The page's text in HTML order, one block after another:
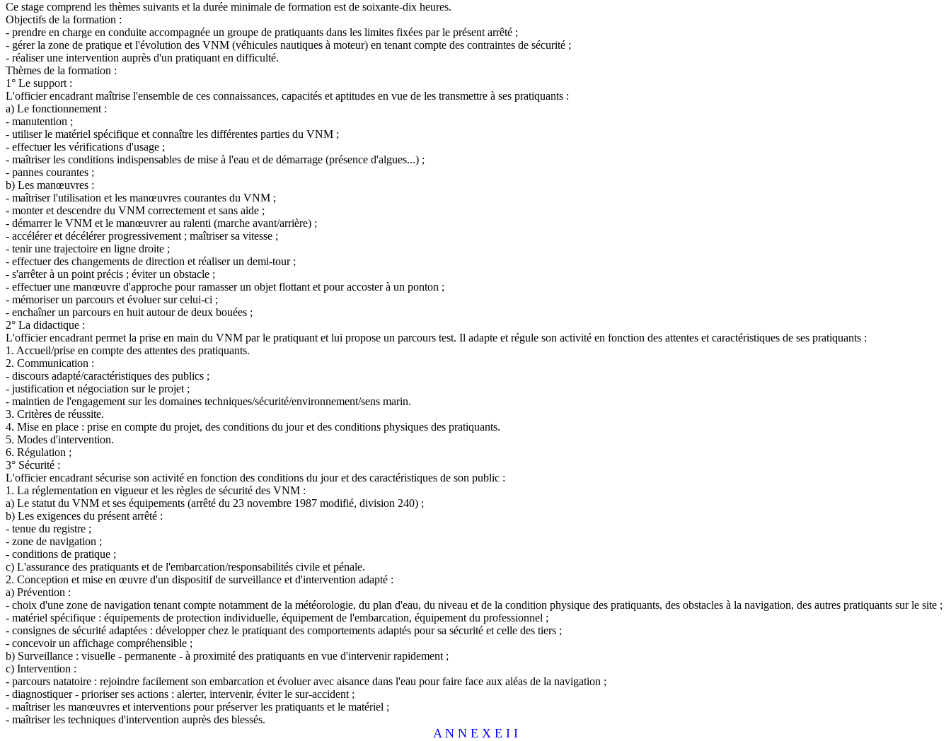
Ce stage comprend les thèmes suivants et la durée minimale de formation est de soixante-dix heures.
Objectifs de la formation :
- prendre en charge en conduite accompagnée un groupe de pratiquants dans les limites fixées par le présent arrêté ;
- gérer la zone de pratique et l'évolution des VNM (véhicules nautiques à moteur) en tenant compte des contraintes de sécurité ;
- réaliser une intervention auprès d'un pratiquant en difficulté.
Thèmes de la formation :
1° Le support :
L'officier encadrant maîtrise l'ensemble de ces connaissances, capacités et aptitudes en vue de les transmettre à ses pratiquants :
a) Le fonctionnement :
- manutention ;
- utiliser le matériel spécifique et connaître les différentes parties du VNM ;
- effectuer les vérifications d'usage ;
- maîtriser les conditions indispensables de mise à l'eau et de démarrage (présence d'algues...) ;
- pannes courantes ;
b) Les manœuvres :
- maîtriser l'utilisation et les manœuvres courantes du VNM ;
- monter et descendre du VNM correctement et sans aide ;
- démarrer le VNM et le manœuvrer au ralenti (marche avant/arrière) ;
- accélérer et décélérer progressivement ; maîtriser sa vitesse ;
- tenir une trajectoire en ligne droite ;
- effectuer des changements de direction et réaliser un demi-tour ;
- s'arrêter à un point précis ; éviter un obstacle ;
- effectuer une manœuvre d'approche pour ramasser un objet flottant et pour accoster à un ponton ;
- mémoriser un parcours et évoluer sur celui-ci ;
- enchaîner un parcours en huit autour de deux bouées ;
2° La didactique :
L'officier encadrant permet la prise en main du VNM par le pratiquant et lui propose un parcours test. Il adapte et régule son activité en fonction des attentes et caractéristiques de ses pratiquants :
1. Accueil/prise en compte des attentes des pratiquants.
2. Communication :
- discours adapté/caractéristiques des publics ;
- justification et négociation sur le projet ;
- maintien de l'engagement sur les domaines techniques/sécurité/environnement/sens marin.
3. Critères de réussite.
4. Mise en place : prise en compte du projet, des conditions du jour et des conditions physiques des pratiquants.
5. Modes d'intervention.
6. Régulation ;
3° Sécurité :
L'officier encadrant sécurise son activité en fonction des conditions du jour et des caractéristiques de son public :
1. La réglementation en vigueur et les règles de sécurité des VNM :
a) Le statut du VNM et ses équipements (arrêté du 23 novembre 1987 modifié, division 240) ;
b) Les exigences du présent arrêté :
- tenue du registre ;
- zone de navigation ;
- conditions de pratique ;
c) L'assurance des pratiquants et de l'embarcation/responsabilités civile et pénale.
2. Conception et mise en œuvre d'un dispositif de surveillance et d'intervention adapté :
a) Prévention :
- choix d'une zone de navigation tenant compte notamment de la météorologie, du plan d'eau, du niveau et de la condition physique des pratiquants, des obstacles à la navigation, des autres pratiquants sur le site ;
- matériel spécifique : équipements de protection individuelle, équipement de l'embarcation, équipement du professionnel ;
- consignes de sécurité adaptées : développer chez le pratiquant des comportements adaptés pour sa sécurité et celle des tiers ;
- concevoir un affichage compréhensible ;
b) Surveillance : visuelle - permanente - à proximité des pratiquants en vue d'intervenir rapidement ;
c) Intervention :
- parcours natatoire : rejoindre facilement son embarcation et évoluer avec aisance dans l'eau pour faire face aux aléas de la navigation ;
- diagnostiquer - prioriser ses actions : alerter, intervenir, éviter le sur-accident ;
- maîtriser les manœuvres et interventions pour préserver les pratiquants et le matériel ;
- maîtriser les techniques d'intervention auprès des blessés.
A N N E X E I I